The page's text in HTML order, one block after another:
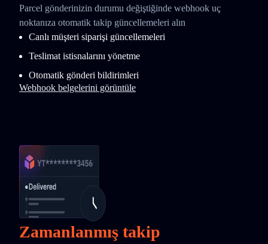
Parcel gönderinizin durumu değiştiğinde webhook uç
noktanıza otomatik takip güncellemeleri alın
Canlı müşteri siparişi güncellemeleri
Teslimat istisnalarını yönetme
Otomatik gönderi bildirimleri
Webhook belgelerini görüntüle
Zamanlanmış takip